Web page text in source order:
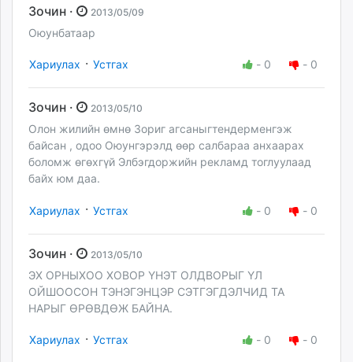
Зочин · 2013/05/09
Оюунбатаар
Хариулах · Устгах - 0 - 0
Зочин · 2013/05/10
Олон жилийн өмнө Зориг агсаныгтендерменгэж
байсан , одоо Оюунгэрэлд өөр салбараа анхаарах
боломж өгөхгүй Элбэгдоржийн рекламд тоглуулаад
байх юм даа.
Хариулах · Устгах - 0 - 0
Зочин · 2013/05/10
ЭХ ОРНЫХОО ХОВОР ҮНЭТ ОЛДВОРЫГ ҮЛ
ОЙШООСОН ТЭНЭГЭНЦЭР СЭТГЭГДЭЛЧИД ТА
НАРЫГ ӨРӨВДӨЖ БАЙНА.
Хариулах · Устгах - 0 - 0